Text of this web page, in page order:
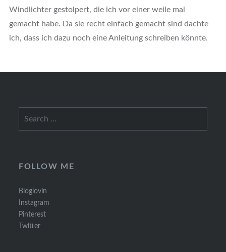
Windlichter gestolpert, die ich vor einer weile mal
gemacht habe. Da sie recht einfach gemacht sind dachte
ich, dass ich dazu noch eine Anleitung schreiben könnte.
FOLLOW ME
Bloglovin
Instagram
Pinterest
Twitter